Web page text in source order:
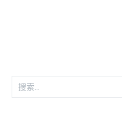
搜
索：